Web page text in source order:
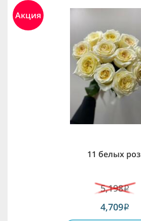
Акция
11 белых роз
5,198i
4,709i